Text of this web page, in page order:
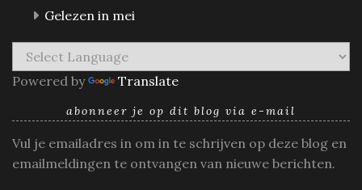
Gelezen in mei
Powered by Translate
abonneer je op dit blog via e-mail
Vul je emailadres in om in te schrijven op deze blog en
emailmeldingen te ontvangen van nieuwe berichten.